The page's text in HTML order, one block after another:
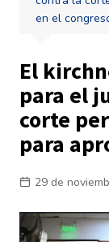
en el
El
para el
corte
para
29 de